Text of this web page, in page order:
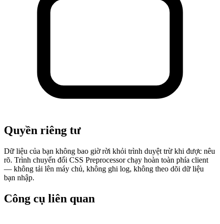
Quyền riêng tư
Dữ liệu của bạn không bao giờ rời khỏi trình duyệt trừ khi được nêu
rõ. Trình chuyển đổi CSS Preprocessor chạy hoàn toàn phía client
— không tải lên máy chủ, không ghi log, không theo dõi dữ liệu
bạn nhập.
Công cụ liên quan